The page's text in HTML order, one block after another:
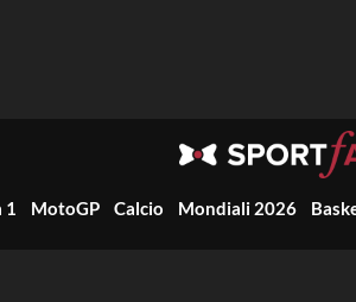
1 MotoGP Calcio Mondiali 2026